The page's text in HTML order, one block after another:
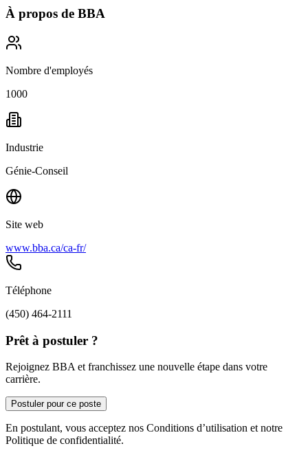
À propos de BBA
Nombre d'employés
1000
Industrie
Génie-Conseil
Site web
www.bba.ca/ca-fr/
Téléphone
(450) 464-2111
Prêt à postuler ?
Rejoignez BBA et franchissez une nouvelle étape dans votre
carrière.
Postuler pour ce poste
En postulant, vous acceptez nos Conditions d’utilisation et notre
Politique de confidentialité.